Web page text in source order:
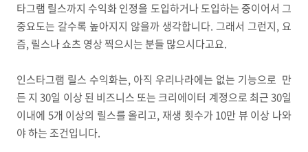
타그램 릴스까지 수익화 인정을 도입하거나 도입하는 중이어서 그
중요도는 갈수록 높아지지 않을까 생각합니다. 그래서 그런지, 요
즘, 릴스나 쇼츠 영상 찍으시는 분들 많으시다고요.
인스타그램 릴스 수익화는, 아직 우리나라에는 없는 기능으로 만
든 지 30일 이상 된 비즈니스 또는 크리에이터 계정으로 최근 30일
이내에 5개 이상의 릴스를 올리고, 재생 횟수가 10만 뷰 이상 나와
야 하는 조건입니다.